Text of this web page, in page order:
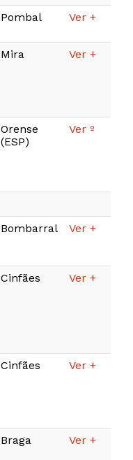
Pombal Ver +
Mira Ver +
Orense
(ESP)
Ver º
Bombarral Ver +
Cinfães Ver +
Cinfães Ver +
Braga Ver +